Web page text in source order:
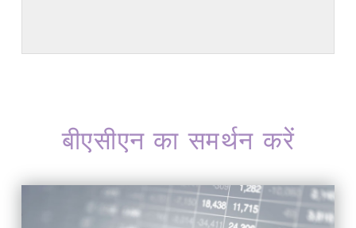
बीएसीएन का समर्थन करें